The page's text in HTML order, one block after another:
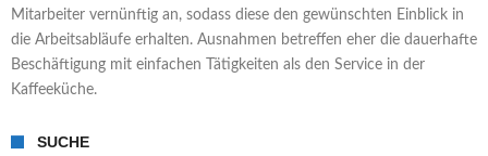
Mitarbeiter vernünftig an, sodass diese den gewünschten Einblick in
die Arbeitsabläufe erhalten. Ausnahmen betreffen eher die dauerhafte
Beschäftigung mit einfachen Tätigkeiten als den Service in der
Kaffeeküche.
SUCHE